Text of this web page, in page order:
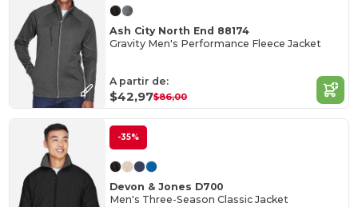
Ash City North End 88174
Gravity Men's Performance Fleece Jacket
A partir de:
$42,97$86,00
-35%
Devon & Jones D700
Men's Three-Season Classic Jacket